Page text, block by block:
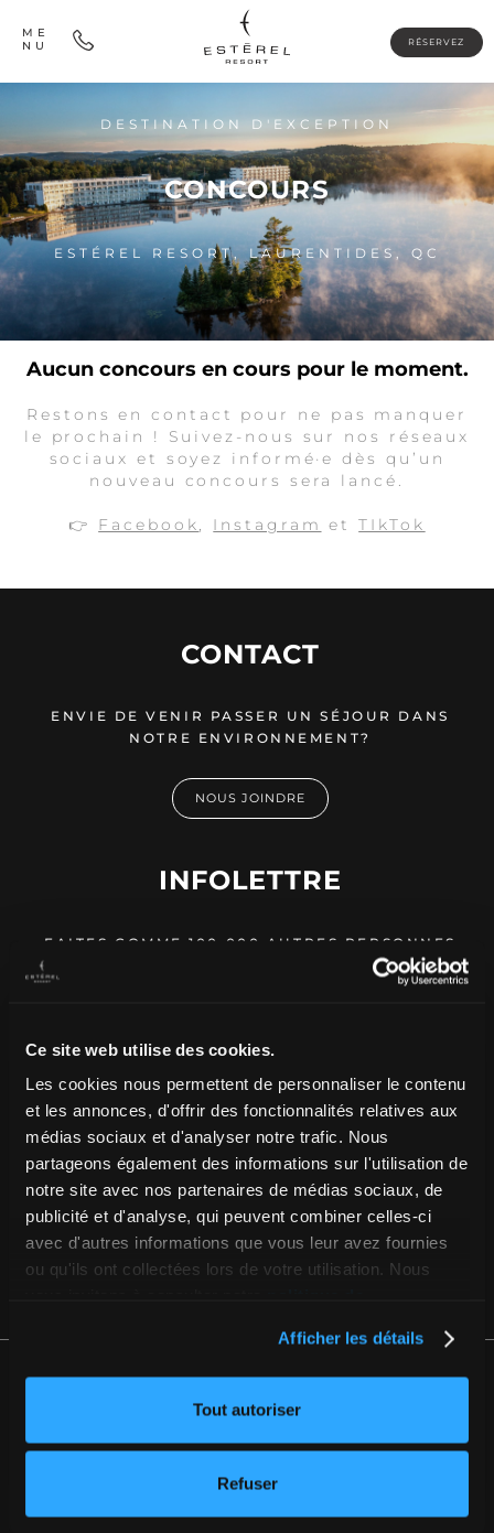
Ce site web utilise des cookies.
Les cookies nous permettent de personnaliser le contenu
et les annonces, d'offrir des fonctionnalités relatives aux
médias sociaux et d'analyser notre trafic. Nous
partageons également des informations sur l'utilisation de
notre site avec nos partenaires de médias sociaux, de
publicité et d'analyse, qui peuvent combiner celles-ci
avec d'autres informations que vous leur avez fournies
ou qu'ils ont collectées lors de votre utilisation. Nous
Afficher les détails
Tout autoriser
Refuser
ME
NU
RÉSERVEZ
DESTINATION D'EXCEPTION
CONCOURS
ESTÉREL RESORT, LAURENTIDES, QC
Aucun concours en cours pour le moment.
Restons en contact pour ne pas manquer
le prochain ! Suivez-nous sur nos réseaux
sociaux et soyez informé·e dès qu’un
nouveau concours sera lancé.
👉 Facebook Instagram etTIkTok
CONTACT
ENVIE DE VENIR PASSER UN SÉJOUR DANS
NOTRE ENVIRONNEMENT?
NOUS JOINDRE
INFOLETTRE
FAITES COMME 100 000 AUTRES PERSONNES
ET RECEVEZ NOS OFFRES DIRECTEMENT
INSCRIVEZ-VOUS
#INSPIRÉPARESTEREL
DU CONTENU ORIGINAL JUSTE POUR VOUS
NOTRE BLOGUE
1 450 228-2571
39, BOUL. FRIDOLIN-SIMARD ESTÉREL (QUÉBEC) J0T 1E0